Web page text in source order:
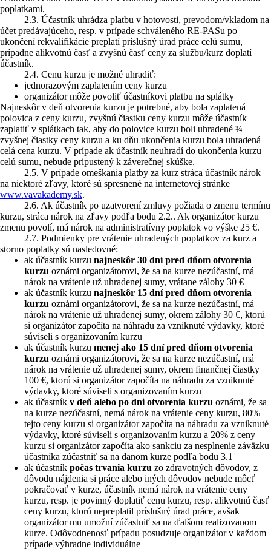
poplatkami.
2.3. Účastník uhrádza platbu v hotovosti, prevodom/vkladom na
účet predávajúceho, resp. v prípade schváleného RE-PASu po
ukončení rekvalifikácie preplatí príslušný úrad práce celú sumu,
prípadne alikvotnú časť a zvyšnú časť ceny za službu/kurz doplatí
účastník.
2.4. Cenu kurzu je možné uhradiť:
jednorazovým zaplatením ceny kurzu
organizátor môže povoliť účastníkovi platbu na splátky
Najneskôr v deň otvorenia kurzu je potrebné, aby bola zaplatená
polovica z ceny kurzu, zvyšnú čiastku ceny kurzu môže účastník
zaplatiť v splátkach tak, aby do polovice kurzu boli uhradené ¾
zvyšnej čiastky ceny kurzu a ku dňu ukončenia kurzu bola uhradená
celá cena kurzu. V prípade ak účastník neuhradí do ukončenia kurzu
celú sumu, nebude pripustený k záverečnej skúške.
2.5. V prípade omeškania platby za kurz stráca účastník nárok
na niektoré zľavy, ktoré sú spresnené na internetovej stránke
www.vavakademy.sk.
2.6. Ak účastník po uzatvorení zmluvy požiada o zmenu termínu
kurzu, stráca nárok na zľavy podľa bodu 2.2.. Ak organizátor kurzu
zmenu povolí, má nárok na administratívny poplatok vo výške 25 €.
2.7. Podmienky pre vrátenie uhradených poplatkov za kurz a
storno poplatky sú nasledovné:
ak účastník kurzu najneskôr 30 dní pred dňom otvorenia
kurzu oznámi organizátorovi, že sa na kurze nezúčastní, má
nárok na vrátenie už uhradenej sumy, vrátane zálohy 30 €
ak účastník kurzu najneskôr 15 dní pred dňom otvorenia
kurzu oznámi organizátorovi, že sa na kurze nezúčastní, má
nárok na vrátenie už uhradenej sumy, okrem zálohy 30 €, ktorú
si organizátor započíta na náhradu za vzniknuté výdavky, ktoré
súviseli s organizovaním kurzu
ak účastník kurzu menej ako 15 dní pred dňom otvorenia
kurzu oznámi organizátorovi, že sa na kurze nezúčastní, má
nárok na vrátenie už uhradenej sumy, okrem finančnej čiastky
100 €, ktorú si organizátor započíta na náhradu za vzniknuté
výdavky, ktoré súviseli s organizovaním kurzu
ak účastník v deň alebo po dni otvorenia kurzu oznámi, že sa
na kurze nezúčastní, nemá nárok na vrátenie ceny kurzu, 80%
tejto ceny kurzu si organizátor započíta na náhradu za vzniknuté
výdavky, ktoré súviseli s organizovaním kurzu a 20% z ceny
kurzu si organizátor započíta ako sankciu za nesplnenie záväzku
účastníka zúčastniť sa na danom kurze podľa bodu 3.1
ak účastník počas trvania kurzu zo zdravotných dôvodov, z
dôvodu nájdenia si práce alebo iných dôvodov nebude môcť
pokračovať v kurze, účastník nemá nárok na vrátenie ceny
kurzu, resp. je povinný doplatiť cenu kurzu, resp. alikvotnú časť
ceny kurzu, ktorú nepreplatil príslušný úrad práce, avšak
organizátor mu umožní zúčastniť sa na ďalšom realizovanom
kurze. Odôvodnenosť prípadu posudzuje organizátor v každom
prípade výhradne individuálne